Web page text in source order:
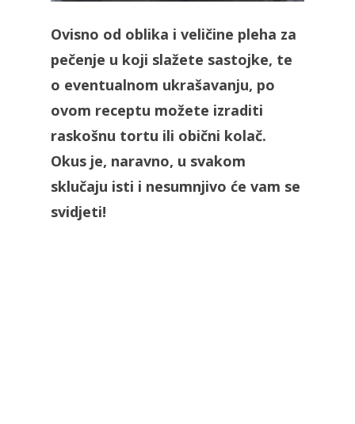
Ovisno od oblika i veličine pleha za
pečenje u koji slažete sastojke, te
o eventualnom ukrašavanju, po
ovom receptu možete izraditi
raskošnu tortu ili obični kolač.
Okus je, naravno, u svakom
sklučaju isti i nesumnjivo će vam se
svidjeti!